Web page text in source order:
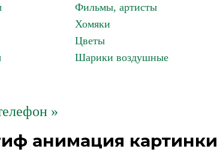
Фильмы, артисты
Хомяки
Цветы
Шарики воздушные
»
анимация картинки